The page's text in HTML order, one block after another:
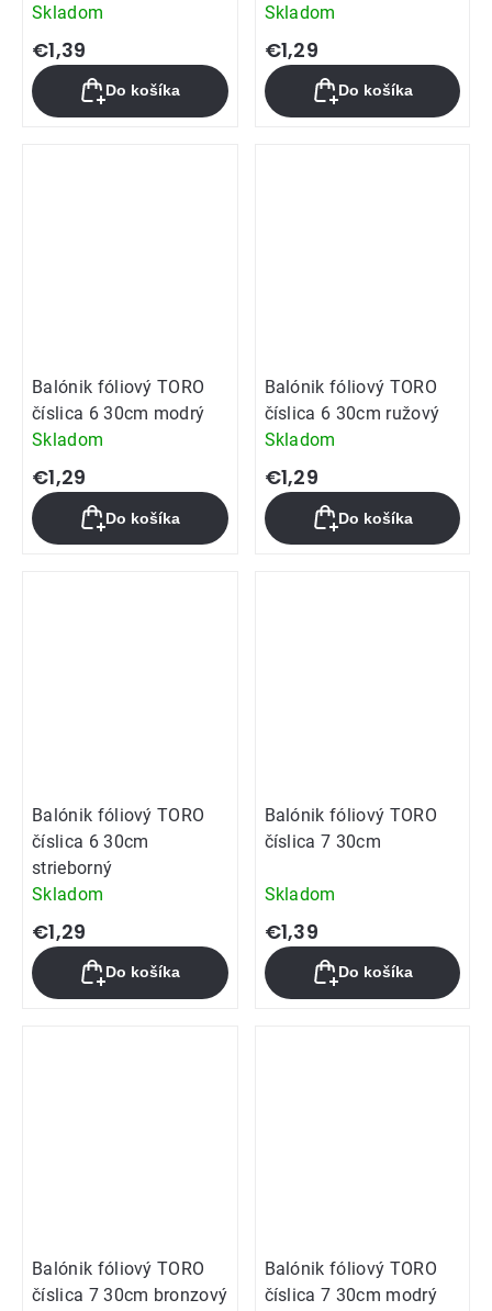
Skladom
€1,39
Do košíka
Skladom
€1,29
Do košíka
Balónik fóliový TORO
číslica 6 30cm modrý
Skladom
€1,29
Do košíka
Balónik fóliový TORO
číslica 6 30cm ružový
Skladom
€1,29
Do košíka
Balónik fóliový TORO
číslica 6 30cm
strieborný
Skladom
€1,29
Do košíka
Balónik fóliový TORO
číslica 7 30cm
Skladom
€1,39
Do košíka
Balónik fóliový TORO
číslica 7 30cm bronzový
Balónik fóliový TORO
číslica 7 30cm modrý